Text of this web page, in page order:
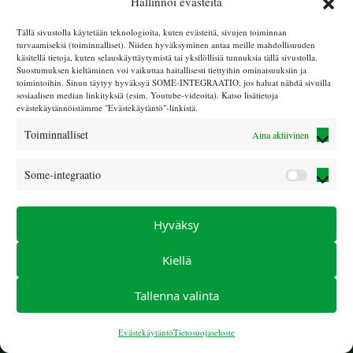
Tällä sivustolla käytetään teknologioita, kuten evästeitä, sivujen toiminnan
turvaamiseksi (toiminnalliset). Niiden hyväksyminen antaa meille mahdollisuuden
käsitellä tietoja, kuten selauskäyttäytymistä tai yksilöllisiä tunnuksia tällä sivustolla.
Suostumuksen kieltäminen voi vaikuttaa haitallisesti tiettyihin ominaisuuksiin ja
toimintoihin. Sinun täytyy hyväksyä SOME-INTEGRAATIO, jos haluat nähdä sivuilla
sosiaalisen median linkityksiä (esim. Youtube-videoita). Katso lisätietoja
evästekäytännöistämme "Evästekäytäntö"-linkistä.
Toiminnalliset Aina aktiivinen
Some-integraatio
Some-
Hyväksy
Kiellä
Tallenna valinta
EvästekäytäntöTietosuojaseloste
Lemmenjoen lomalla nautimme luonnosta. Yöpymiset
hotelli Korpikartanossa, josta käsin teemme
päiväretkiä Lemmenjoen erikohteisiin. Loma on
puolihoitoloma.
Loma täynnä.